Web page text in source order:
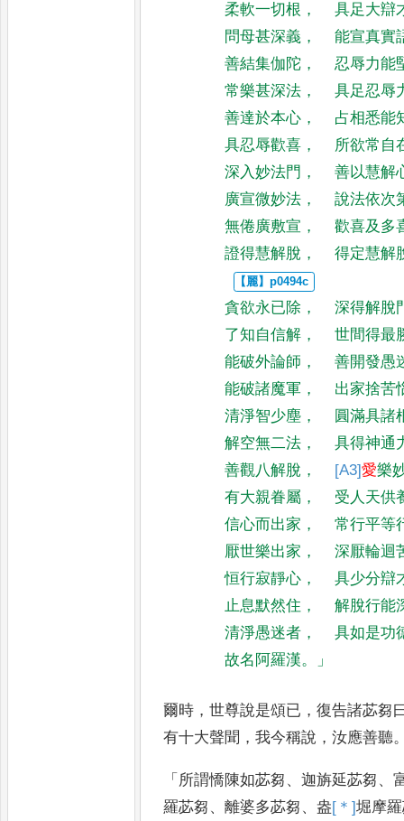
柔軟一切根 ，
具足大辯
問母甚深義 ，
能宣真實
善結集伽陀 ，
忍辱力能
常樂甚深法 ，
具足忍辱
善達於本心 ，
占相悉能
具忍辱歡喜 ，
所欲常自
深入妙法門 ，
善以慧解
廣宣微妙法 ，
說法依次
無倦廣敷宣 ，
歡喜及多
證得慧解脫 ， 得定慧解
貪欲永已除 ，
深得解脫
了知自信解 ，
世間得最
能破外論師 ，
善開發愚
能破諸魔軍 ，
出家捨苦
清淨智少塵 ，
圓滿具諸
解空無二法 ，
具得神通
善觀八解脫 ， [A3]愛樂
有大親眷屬 ，
受人天供
信心而出家 ，
常行平等
厭世樂出家 ，
深厭輪迴
恒行寂靜心 ，
具少分辯
止息默然住 ，
解脫行能
清淨愚迷者 ，
具如是功
故名阿羅漢。」
爾時 ，世尊說是頌已 ，復告諸苾芻
有十大聲聞 ，我今稱說 ，汝應善聽
「 所謂憍陳如苾芻 、迦旃延苾芻 、
羅苾芻 、離婆多苾芻 、盎[＊]堀摩